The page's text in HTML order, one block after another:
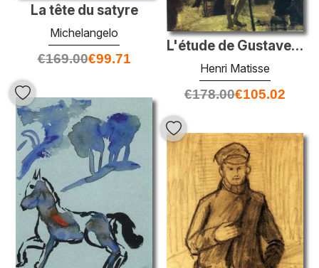
La tête du satyre
Michelangelo
€169.00€99.71
L'étude de Gustave Moreau
Henri Matisse
€178.00€105.02